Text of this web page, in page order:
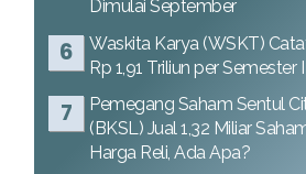
Dimulai September
Waskita Karya (WSKT)
Rp 1,91 Triliun per Semester
Pemegang Saham Sentul
(BKSL) Jual 1,32 Miliar
Harga Reli, Ada Apa?